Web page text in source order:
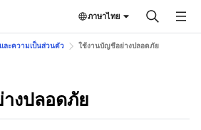
ภาษาไทย
ละความเป็นส่วนตัว ใช้งานบัญชีอย่างปลอดภัย
งปลอดภัย